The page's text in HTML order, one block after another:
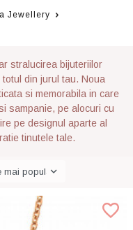
Jewellery
stralucirea bijuteriilor
din jurul tau. Noua
si memorabila in care
sampanie, pe alocuri cu
pe designul aparte al
tinutele tale.